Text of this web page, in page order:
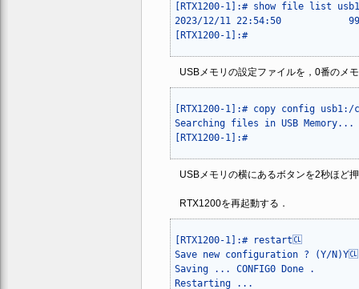
[RTX1200-1]:# show file list
2023/12/11 22:54:50
USBメモリの設定ファイルを，0番のメ
[RTX1200-1]:# copy config
Searching files in USB Memory...
USBメモリの横にあるボタンを2秒ほど
RTX1200を再起動する．
[RTX1200-1]:# restart🆑
Save new configuration ? (Y/N)Y🆑
Saving ... CONFIG0 Done .